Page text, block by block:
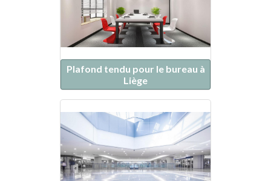
Plafond tendu pour le bureau à
Liège